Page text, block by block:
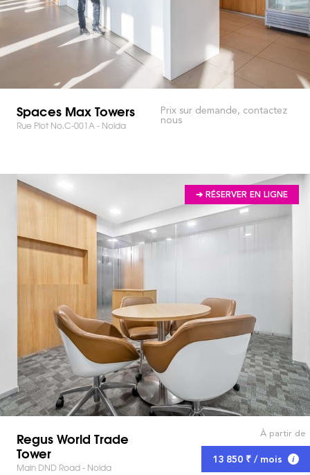
Spaces Max Towers
Rue Plot No.C-001A - Noida
Prix sur demande, contactez
nous
➔ RÉSERVER EN LIGNE
Regus World Trade
Tower
Main DND Road - Noida
À partir de
13 850 ₹ / mois